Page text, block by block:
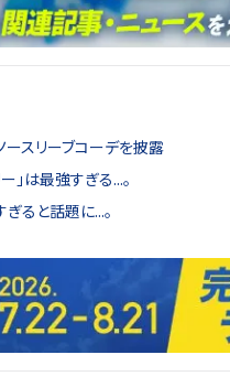
ースリーブコーデを披露
」は最強すぎる...。
ると話題に...。